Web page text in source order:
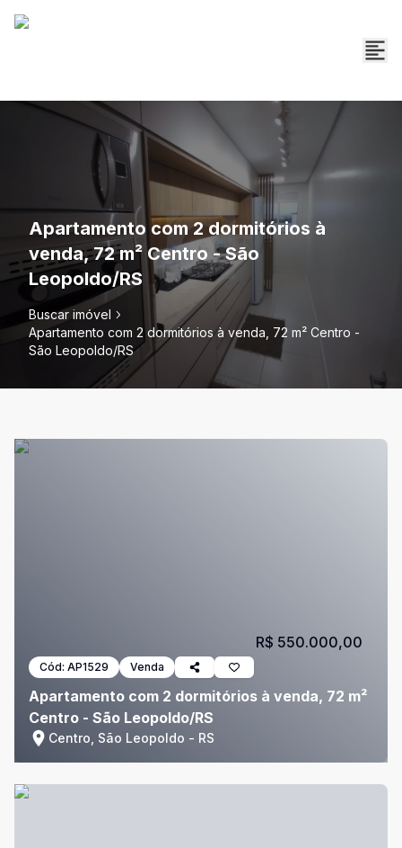
Apartamento com 2 dormitórios à
venda, 72 m² Centro - São
Leopoldo/RS
Buscar imóvel
Apartamento com 2 dormitórios à venda, 72 m² Centro -
São Leopoldo/RS
Cód: AP1529 Venda
Apartamento com 2 dormitórios à venda, 72 m²
Centro - São Leopoldo/RS
Centro, São Leopoldo - RS
R$ 550.000,00